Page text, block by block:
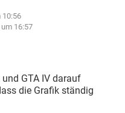
10:56
16:57
GTA IV darauf
die Grafik ständig